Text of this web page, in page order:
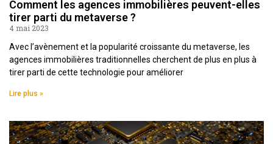
Comment les agences immobilières peuvent-elles
tirer parti du metaverse ?
4 mai 2023
Avec l’avènement et la popularité croissante du metaverse, les
agences immobilières traditionnelles cherchent de plus en plus à
tirer parti de cette technologie pour améliorer
Lire plus »